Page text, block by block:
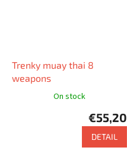
Trenky muay thai 8
weapons
On stock
€55,20
DETAIL